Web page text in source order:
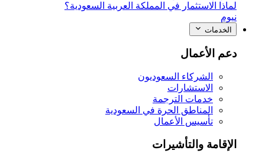
لماذا الاستثمار في المملكة العربية السعودية؟
نيوم
الخدمات
دعم الأعمال
الشركاء السعوديون
الاستشارات
خدمات الترجمة
المناطق الحرة في السعودية
تأسيس الأعمال
الإقامة والتأشيرات